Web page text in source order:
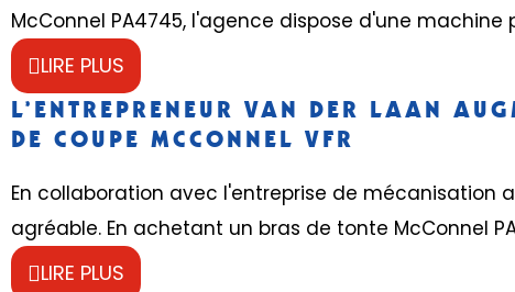
McConnel PA4745, l'agence dispose d'une machine
LIRE PLUS
L’ENTREPRENEUR VAN DER LAAN
DE COUPE MCCONNEL VFR
En collaboration avec l'entreprise de mécanisation
agréable. En achetant un bras de tonte McConnel
LIRE PLUS